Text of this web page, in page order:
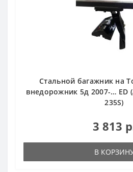
Стальной багажник на
внедорожник 5д 2007-… ED
235S)
3 813
В